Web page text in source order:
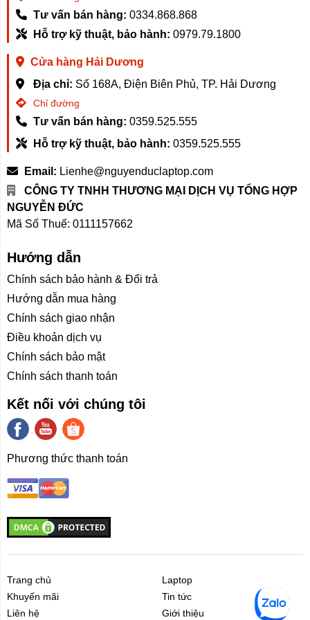
Tư vấn bán hàng: 0334.868.868
Hỗ trợ kỹ thuật, bảo hành: 0979.79.1800
Cửa hàng Hải Dương
Địa chỉ: Số 168A, Điện Biên Phủ, TP. Hải Dương
Chỉ đường
Tư vấn bán hàng: 0359.525.555
Hỗ trợ kỹ thuật, bảo hành: 0359.525.555
Email: Lienhe@nguyenduclaptop.com
CÔNG TY TNHH THƯƠNG MẠI DỊCH VỤ TỔNG HỢP
NGUYỄN ĐỨC
Mã Số Thuế: 0111157662
Hướng dẫn
Chính sách bảo hành & Đổi trả
Hướng dẫn mua hàng
Chính sách giao nhận
Điều khoản dịch vụ
Chính sách bảo mật
Chính sách thanh toán
Kết nối với chúng tôi
Phương thức thanh toán
Trang chủ
Laptop
Khuyến mãi
Tin tức
Liên hệ
Giới thiệu